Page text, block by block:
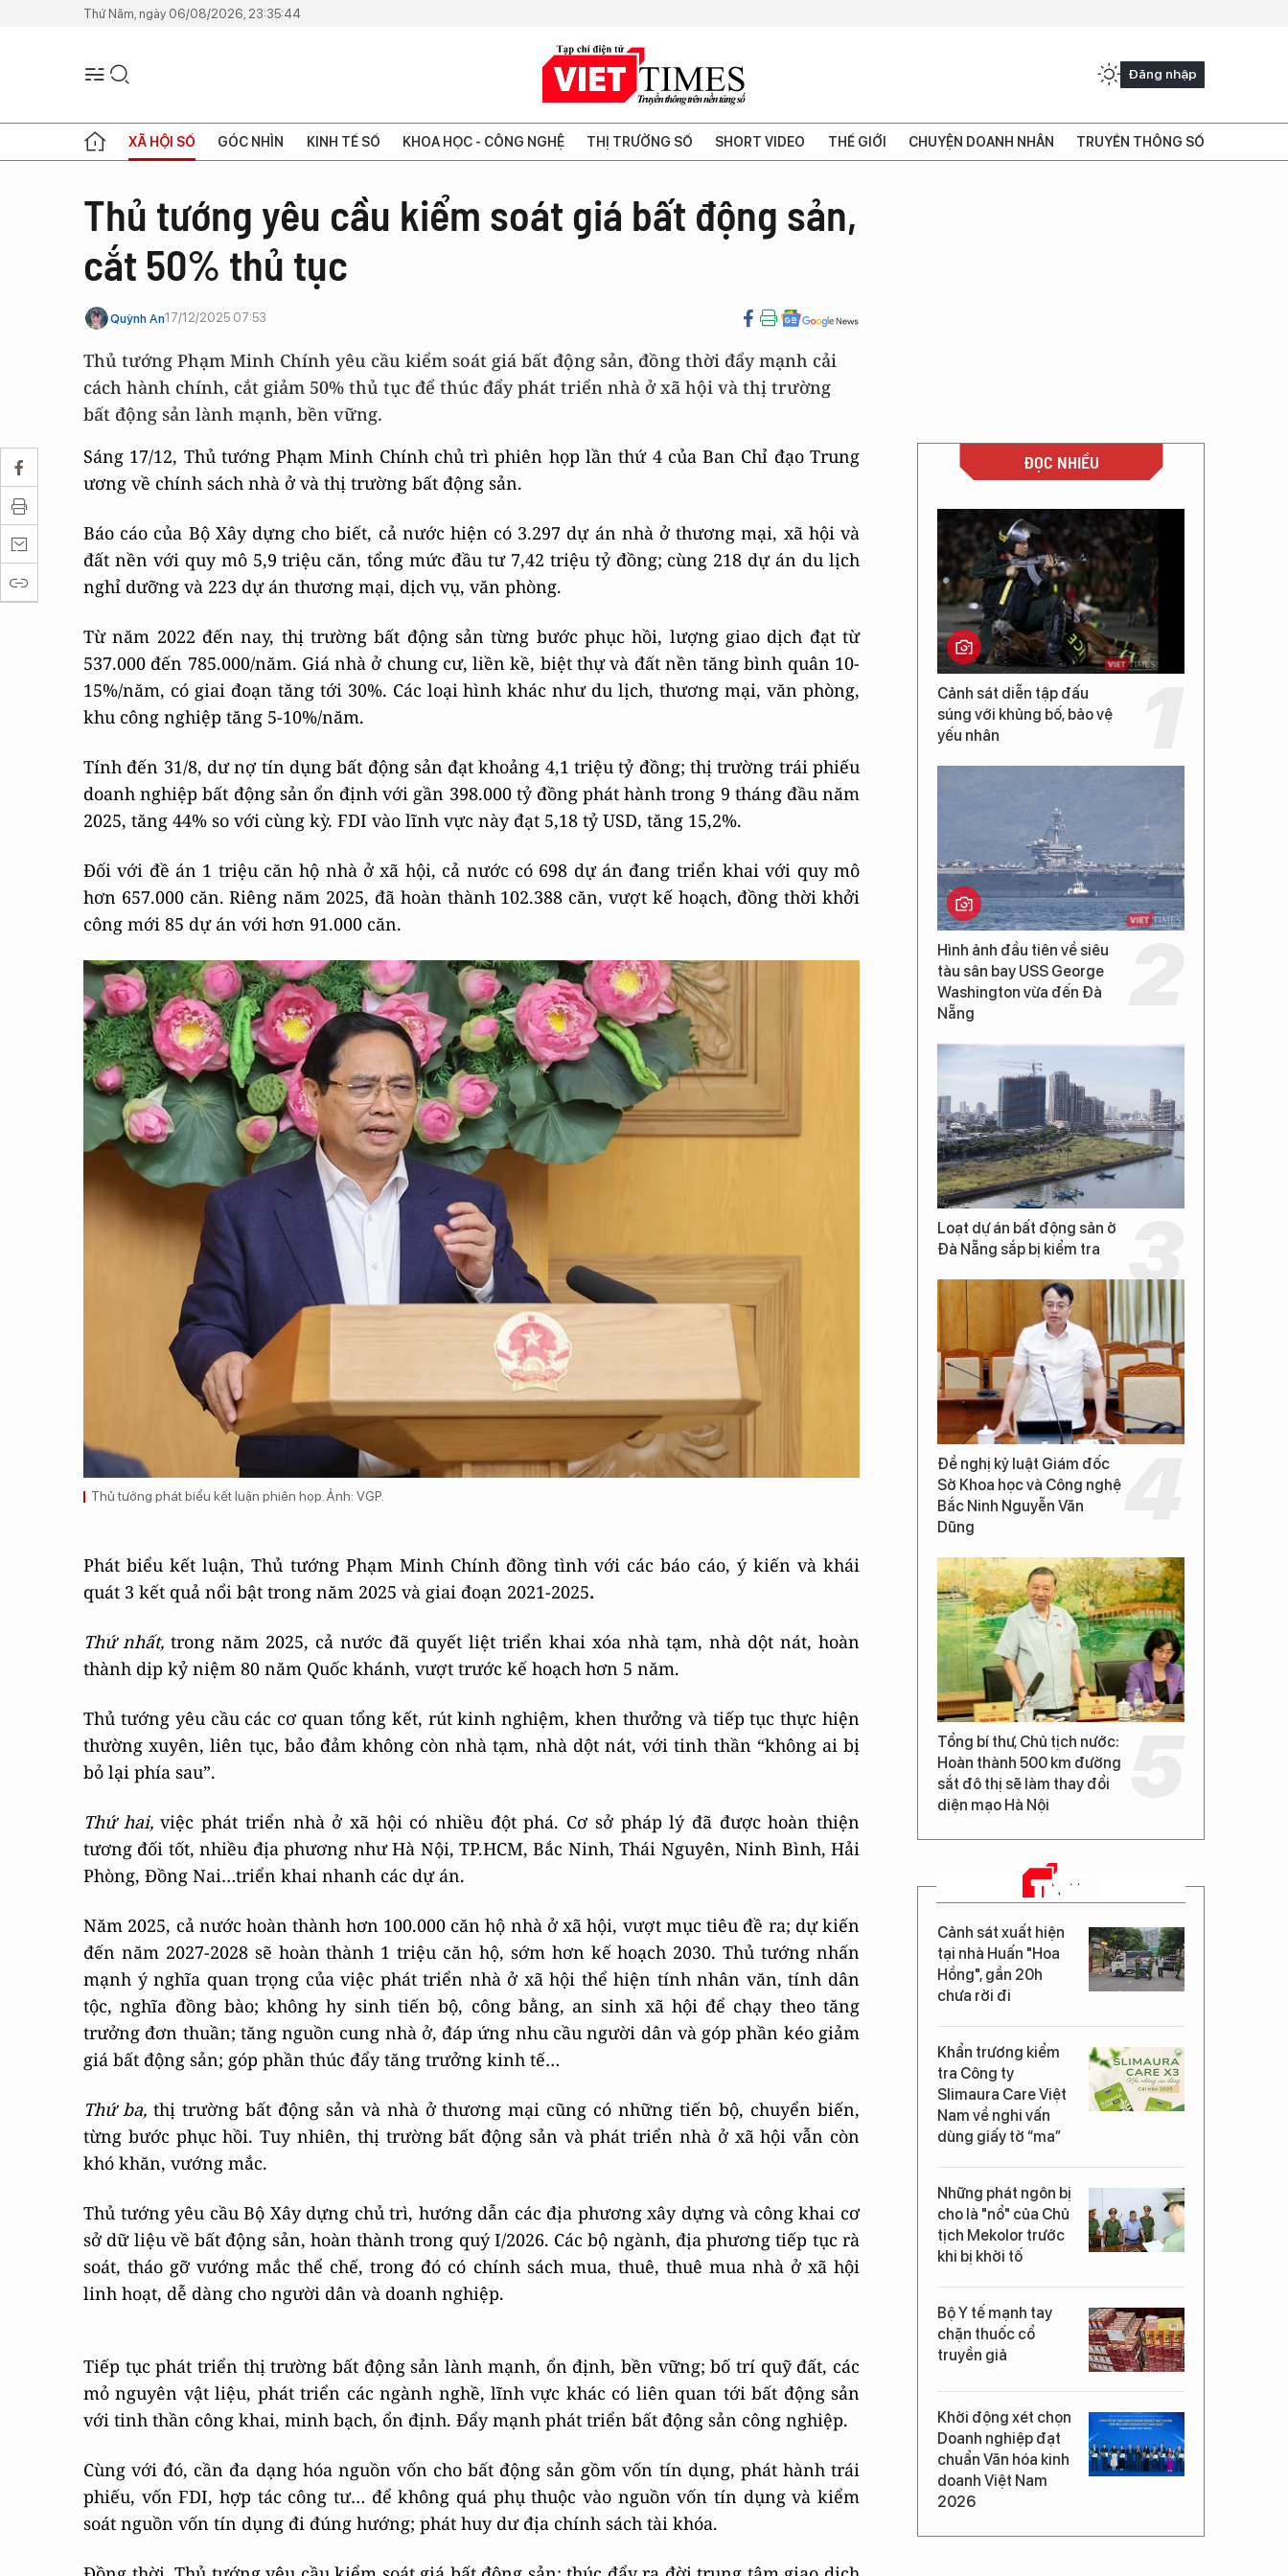
Thứ Năm, ngày 06/08/2026, 23:35:44
Đăng nhập
XÃ HỘI SỐ GÓC NHÌN KINH TẾ SỐ KHOA HỌC - CÔNG NGHỆ THỊ TRƯỜNG SỐ SHORT VIDEO THẾ GIỚI CHUYỆN DOANH NHÂN TRUYỀN THÔNG SỐ
Thủ tướng yêu cầu kiểm soát giá bất động sản,
cắt 50% thủ tục
Quỳnh An17/12/2025 07:53
Thủ tướng Phạm Minh Chính yêu cầu kiểm soát giá bất động sản, đồng thời đẩy mạnh cải
cách hành chính, cắt giảm 50% thủ tục để thúc đẩy phát triển nhà ở xã hội và thị trường
bất động sản lành mạnh, bền vững.
Sáng 17/12, Thủ tướng Phạm Minh Chính chủ trì phiên họp lần thứ 4 của Ban Chỉ đạo Trung
ương về chính sách nhà ở và thị trường bất động sản.
Báo cáo của Bộ Xây dựng cho biết, cả nước hiện có 3.297 dự án nhà ở thương mại, xã hội và
đất nền với quy mô 5,9 triệu căn, tổng mức đầu tư 7,42 triệu tỷ đồng; cùng 218 dự án du lịch
nghỉ dưỡng và 223 dự án thương mại, dịch vụ, văn phòng.
Từ năm 2022 đến nay, thị trường bất động sản từng bước phục hồi, lượng giao dịch đạt từ
537.000 đến 785.000/năm. Giá nhà ở chung cư, liền kề, biệt thự và đất nền tăng bình quân 10-
15%/năm, có giai đoạn tăng tới 30%. Các loại hình khác như du lịch, thương mại, văn phòng,
khu công nghiệp tăng 5-10%/năm.
Tính đến 31/8, dư nợ tín dụng bất động sản đạt khoảng 4,1 triệu tỷ đồng; thị trường trái phiếu
doanh nghiệp bất động sản ổn định với gần 398.000 tỷ đồng phát hành trong 9 tháng đầu năm
2025, tăng 44% so với cùng kỳ. FDI vào lĩnh vực này đạt 5,18 tỷ USD, tăng 15,2%.
Đối với đề án 1 triệu căn hộ nhà ở xã hội, cả nước có 698 dự án đang triển khai với quy mô
hơn 657.000 căn. Riêng năm 2025, đã hoàn thành 102.388 căn, vượt kế hoạch, đồng thời khởi
công mới 85 dự án với hơn 91.000 căn.
Thủ tướng phát biểu kết luận phiên họp. Ảnh: VGP.
Phát biểu kết luận, Thủ tướng Phạm Minh Chính đồng tình với các báo cáo, ý kiến và khái
quát 3 kết quả nổi bật trong năm 2025 và giai đoạn 2021-2025.
Thứ nhất, trong năm 2025, cả nước đã quyết liệt triển khai xóa nhà tạm, nhà dột nát, hoàn
thành dịp kỷ niệm 80 năm Quốc khánh, vượt trước kế hoạch hơn 5 năm.
Thủ tướng yêu cầu các cơ quan tổng kết, rút kinh nghiệm, khen thưởng và tiếp tục thực hiện
thường xuyên, liên tục, bảo đảm không còn nhà tạm, nhà dột nát, với tinh thần “không ai bị
bỏ lại phía sau”.
Thứ hai,việc phát triển nhà ở xã hội có nhiều đột phá. Cơ sở pháp lý đã được hoàn thiện
tương đối tốt, nhiều địa phương như Hà Nội, TP.HCM, Bắc Ninh, Thái Nguyên, Ninh Bình, Hải
Phòng, Đồng Nai…triển khai nhanh các dự án.
Năm 2025, cả nước hoàn thành hơn 100.000 căn hộ nhà ở xã hội, vượt mục tiêu đề ra; dự kiến
đến năm 2027-2028 sẽ hoàn thành 1 triệu căn hộ, sớm hơn kế hoạch 2030. Thủ tướng nhấn
mạnh ý nghĩa quan trọng của việc phát triển nhà ở xã hội thể hiện tính nhân văn, tính dân
tộc, nghĩa đồng bào; khônghy sinh tiến bộ, công bằng, an sinh xã hội để chạy theo tăng
trưởng đơn thuần; tăng nguồn cung nhà ở, đáp ứng nhu cầu người dân và góp phần kéo giảm
giá bất động sản; góp phần thúc đẩy tăng trưởng kinh tế…
Thứ ba, thị trường bất động sản và nhà ở thương mại cũng có những tiến bộ, chuyển biến,
từng bước phục hồi. Tuy nhiên, thị trường bất động sản và phát triển nhà ở xã hội vẫn còn
khó khăn, vướng mắc.
Thủ tướng yêu cầu Bộ Xây dựng chủ trì, hướng dẫn các địa phương xây dựng và công khai cơ
sở dữ liệu về bất động sản, hoàn thành trong quý I/2026. Các bộ ngành, địa phương tiếp tục rà
soát, tháo gỡ vướng mắc thể chế, trong đó có chính sách mua, thuê, thuê mua nhà ở xã hội
linh hoạt, dễ dàng cho người dân và doanh nghiệp.
Tiếp tục phát triển thị trường bất động sản lành mạnh, ổn định, bền vững; bố trí quỹ đất, các
mỏ nguyên vật liệu, phát triển các ngành nghề, lĩnh vực khác có liên quan tới bất động sản
với tinh thần công khai, minh bạch, ổn định. Đẩy mạnh phát triển bất động sản công nghiệp.
Cùng với đó, cần đa dạng hóa nguồn vốn cho bất động sản gồm vốn tín dụng, phát hành trái
phiếu, vốn FDI, hợp tác công tư… để không quá phụ thuộc vào nguồn vốn tín dụng và kiểm
soát nguồn vốn tín dụng đi đúng hướng; phát huy dư địa chính sách tài khóa.
ĐỌC NHIỀU
Cảnh sát diễn tập đấu
súng với khủng bố, bảo vệ
yếu nhân
Hình ảnh đầu tiên về siêu
tàu sân bay USS George
Washington vừa đến Đà
Nẵng
Loạt dự án bất động sản ở
Đà Nẵng sắp bị kiểm tra
Đề nghị kỷ luật Giám đốc
Sở Khoa học và Công nghệ
Bắc Ninh Nguyễn Văn
Dũng
Tổng bí thư, Chủ tịch nước:
Hoàn thành 500 km đường
sắt đô thị sẽ làm thay đổi
diện mạo Hà Nội
TIN MỚI
Cảnh sát xuất hiện
tại nhà Huấn "Hoa
Hồng", gần 20h
chưa rời đi
Khẩn trương kiểm
tra Công ty
Slimaura Care Việt
Nam về nghi vấn
dùng giấy tờ “ma”
Những phát ngôn bị
cho là "nổ" của Chủ
tịch Mekolor trước
khi bị khởi tố
Bộ Y tế mạnh tay
chặn thuốc cổ
truyền giả
Khởi động xét chọn
Doanh nghiệp đạt
chuẩn Văn hóa kinh
doanh Việt Nam
2026